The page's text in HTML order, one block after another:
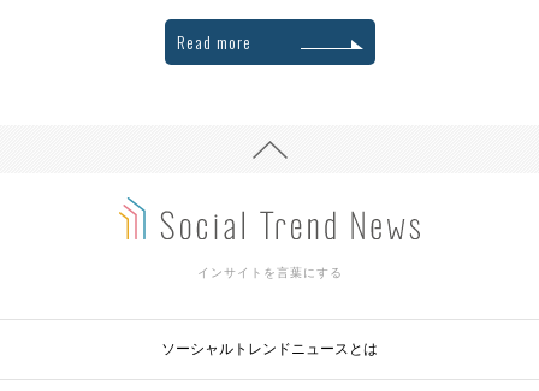
Read more
インサイトを言葉にする
ソーシャルトレンドニュースとは